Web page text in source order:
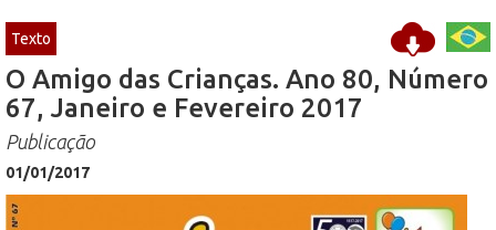
Texto
O Amigo das Crianças. Ano 80, Número
67, Janeiro e Fevereiro 2017
Publicação
01/01/2017